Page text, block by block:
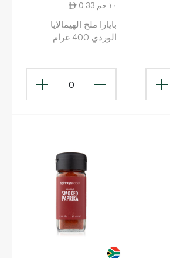
0.33 ١٠ جم
بايارا ملح الهيمالايا
الوردي 400 غرام
0